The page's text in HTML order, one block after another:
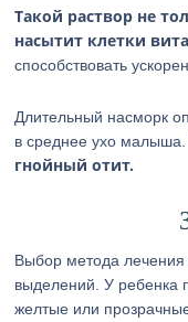
Такой раствор не
насытит клетки
способствовать
Длительный насморк
в среднее ухо малыша.
гнойный отит.
Выбор метода лечения
выделений. У ребенка
желтые или